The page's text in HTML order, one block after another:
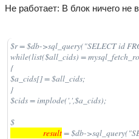
Не работает: В блок ничего не
$r = $db->sql_query("SELECT id
while(list($all_cids) =
{
$a_cids[] = $all_cids;
}
$cids = implode(',',$a_cids);
$
                  result
= $db-